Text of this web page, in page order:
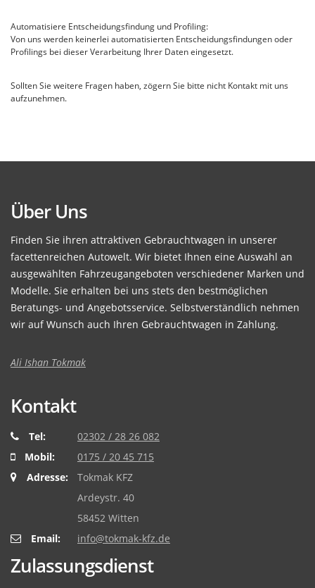
Automatisiere Entscheidungsfindung und Profiling:
Von uns werden keinerlei automatisierten Entscheidungsfindungen oder
Profilings bei dieser Verarbeitung Ihrer Daten eingesetzt.
Sollten Sie weitere Fragen haben, zögern Sie bitte nicht Kontakt mit uns
aufzunehmen.
Über Uns
Finden Sie ihren attraktiven Gebrauchtwagen in unserer
facettenreichen Autowelt. Wir bietet Ihnen eine Auswahl an
ausgewählten Fahrzeugangeboten verschiedener Marken und
Modelle. Sie erhalten bei uns stets den bestmöglichen
Beratungs- und Angebotsservice. Selbstverständlich nehmen
wir auf Wunsch auch Ihren Gebrauchtwagen in Zahlung.
Ali Ishan Tokmak
Kontakt
Tel:
02302 / 28 26 082
Mobil:
0175 / 20 45 715
Adresse:
Tokmak KFZ
Ardeystr. 40
58452 Witten
Email:
info@tokmak-kfz.de
Zulassungsdienst